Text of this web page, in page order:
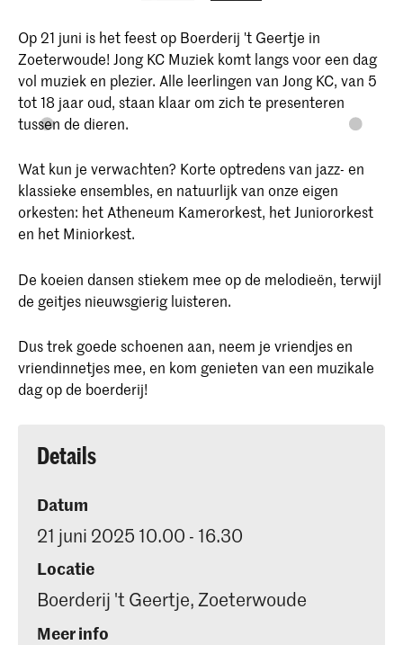
Op 21 juni is het feest op Boerderij 't Geertje in
Zoeterwoude! Jong KC Muziek komt langs voor een dag
vol muziek en plezier. Alle leerlingen van Jong KC, van 5
tot 18 jaar oud, staan klaar om zich te presenteren
tussen de dieren.
Wat kun je verwachten? Korte optredens van jazz- en
klassieke ensembles, en natuurlijk van onze eigen
orkesten: het Atheneum Kamerorkest, het Juniororkest
en het Miniorkest.
De koeien dansen stiekem mee op de melodieën, terwijl
de geitjes nieuwsgierig luisteren.
Dus trek goede schoenen aan, neem je vriendjes en
vriendinnetjes mee, en kom genieten van een muzikale
dag op de boerderij!
Details
Datum
21 juni 2025 10.00 - 16.30
Locatie
Boerderij 't Geertje, Zoeterwoude
Meer info